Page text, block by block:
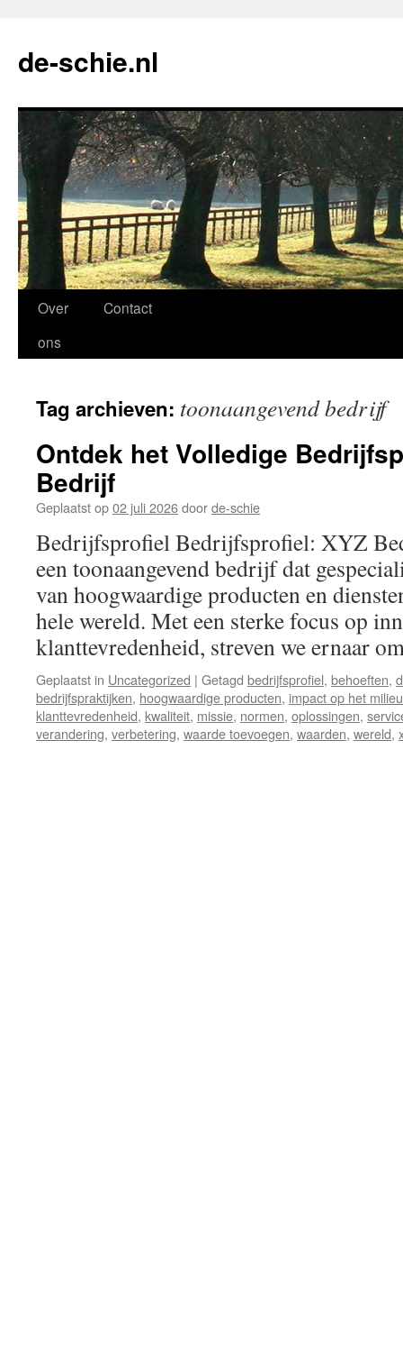
de-schie.nl
Spring
naar
inhoud
Over
ons
Contact
Tag archieven: toonaangevend bedrijf
Ontdek het Volledige
Bedrijf
Geplaatst op02 juli 2026doorde-schie
Bedrijfsprofiel Bedrijfsprofiel: XYZ
een toonaangevend bedrijf dat
van hoogwaardige producten en
hele wereld. Met een sterke focus op
klanttevredenheid, streven we ernaar
Geplaatst in Uncategorized | Getagd bedrijfsprofiel, behoeften,
bedrijfspraktijken, hoogwaardige producten, impact op het milieu
klanttevredenheid, kwaliteit, missie, normen, oplossingen,
verandering, verbetering, waarde toevoegen, waarden, wereld,